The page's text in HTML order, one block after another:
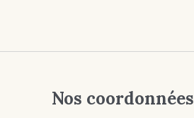
Nos coordonnées